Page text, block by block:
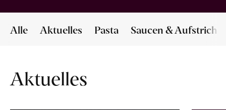
Alle Aktuelles Pasta Saucen & Aufstriche
Aktuelles